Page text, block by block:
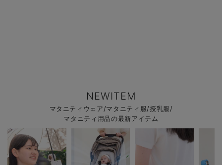
NEWITEM
マタニティウェア/マタニティ服/授乳服/
マタニティ用品の最新アイテム